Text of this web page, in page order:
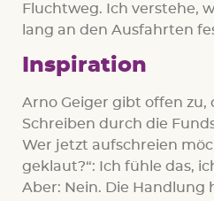
Fluchtweg. Ich verstehe,
lang an den Ausfahrten
Inspiration
Arno Geiger gibt offen zu,
Schreiben durch die
Wer jetzt aufschreien
geklaut?“: Ich fühle das,
Aber: Nein. Die Handlung